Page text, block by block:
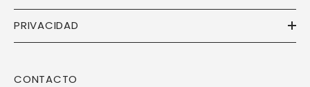
PRIVACIDAD
CONTACTO